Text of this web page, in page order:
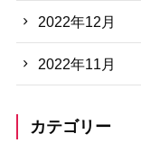
2022年12月
2022年11月
カテゴリー